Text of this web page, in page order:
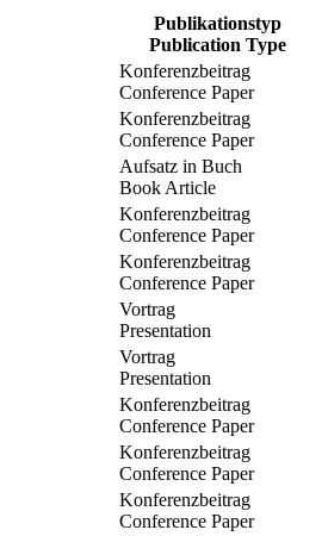
Publikationstyp
Publication Type
Konferenzbeitrag
Conference Paper
Konferenzbeitrag
Conference Paper
Aufsatz in Buch
Book Article
Konferenzbeitrag
Conference Paper
Konferenzbeitrag
Conference Paper
Vortrag
Presentation
Vortrag
Presentation
Konferenzbeitrag
Conference Paper
Konferenzbeitrag
Conference Paper
Konferenzbeitrag
Conference Paper